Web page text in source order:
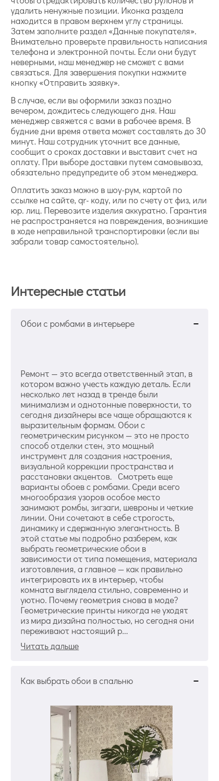
удалить ненужные позиции. Иконка раздела
находится в правом верхнем углу страницы.
Затем заполните раздел «Данные покупателя».
Внимательно проверьте правильность написания
телефона и электронной почты. Если они будут
неверными, наш менеджер не сможет с вами
связаться. Для завершения покупки нажмите
кнопку «Отправить заявку».
В случае, если вы оформили заказ поздно
вечером, дождитесь следующего дня. Наш
менеджер свяжется с вами в рабочее время. В
будние дни время ответа может составлять до 30
минут. Наш сотрудник уточнит все данные,
сообщит о сроках доставки и выставит счет на
оплату. При выборе доставки путем самовывоза,
обязательно предупредите об этом менеджера.
Оплатить заказ можно в шоу-рум, картой по
ссылке на сайте, qr- коду, или по счету от физ, или
юр. лиц. Перевозите изделия аккуратно. Гарантия
не распространяется на повреждения, возникшие
в ходе неправильной транспортировки (если вы
забрали товар самостоятельно).
Интересные статьи
Обои с ромбами в интерьере
Ремонт — это всегда ответственный этап, в
котором важно учесть каждую деталь. Если
несколько лет назад в тренде были
минимализм и однотонные поверхности, то
сегодня дизайнеры все чаще обращаются к
выразительным формам. Обои с
геометрическим рисунком — это не просто
способ отделки стен, это мощный
инструмент для создания настроения,
визуальной коррекции пространства и
расстановки акцентов. Смотреть еще
варианты обоев с ромбами. Среди всего
многообразия узоров особое место
занимают ромбы, зигзаги, шевроны и четкие
линии. Они сочетают в себе строгость,
динамику и сдержанную элегантность. В
этой статье мы подробно разберем, как
выбрать геометрические обои в
зависимости от типа помещения, материала
изготовления, а главное — как правильно
интегрировать их в интерьер, чтобы
комната выглядела стильно, современно и
уютно. Почему геометрия снова в моде?
Геометрические принты никогда не уходят
из мира дизайна полностью, но сегодня они
переживают настоящий р...
Читать дальше
Как выбрать обои в спальню